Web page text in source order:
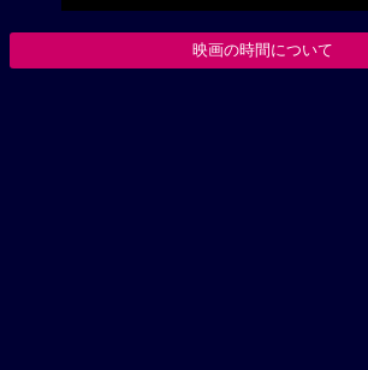
映画の時間について